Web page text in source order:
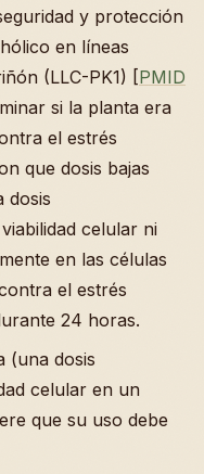
y protección
en líneas
(LLC-PK1) [PMID
si la planta era
el estrés
que dosis bajas
dosis
celular ni
en las células
el estrés
24 horas.
(una dosis
celular en un
que su uso debe